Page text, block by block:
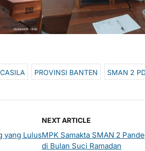
PROVINSI BANTEN SMAN 2
yang Lulus
NEXT ARTICLE
MPK Samakta SMAN 2
di Bulan Suci Ramadan